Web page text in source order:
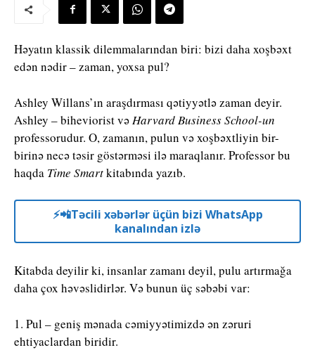
Həyatın klassik dilemmalarından biri: bizi daha xoşbəxt
edən nədir – zaman, yoxsa pul?
Ashley Willans’ın araşdırması qətiyyətlə zaman deyir.
Ashley – biheviorist vəHarvard Business School-un
professorudur. O, zamanın, pulun və xoşbəxtliyin bir-
birinə necə təsir göstərməsi ilə maraqlanır. Professor bu
haqda Time Smartkitabında yazıb.
⚡️📲Təcili xəbərlər üçün bizi WhatsApp
kanalından izlə
Kitabda deyilir ki, insanlar zamanı deyil, pulu artırmağa
daha çox həvəslidirlər. Və bunun üç səbəbi var:
1. Pul – geniş mənada cəmiyyətimizdə ən zəruri
ehtiyaclardan biridir.